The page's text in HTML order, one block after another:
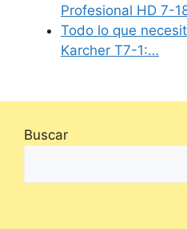
Profesional HD 7-
Todo lo que
Karcher T7-1:…
Buscar